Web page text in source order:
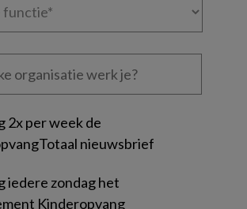
2x per week de
nieuwsbrief
iedere zondag het
Kinderopvang